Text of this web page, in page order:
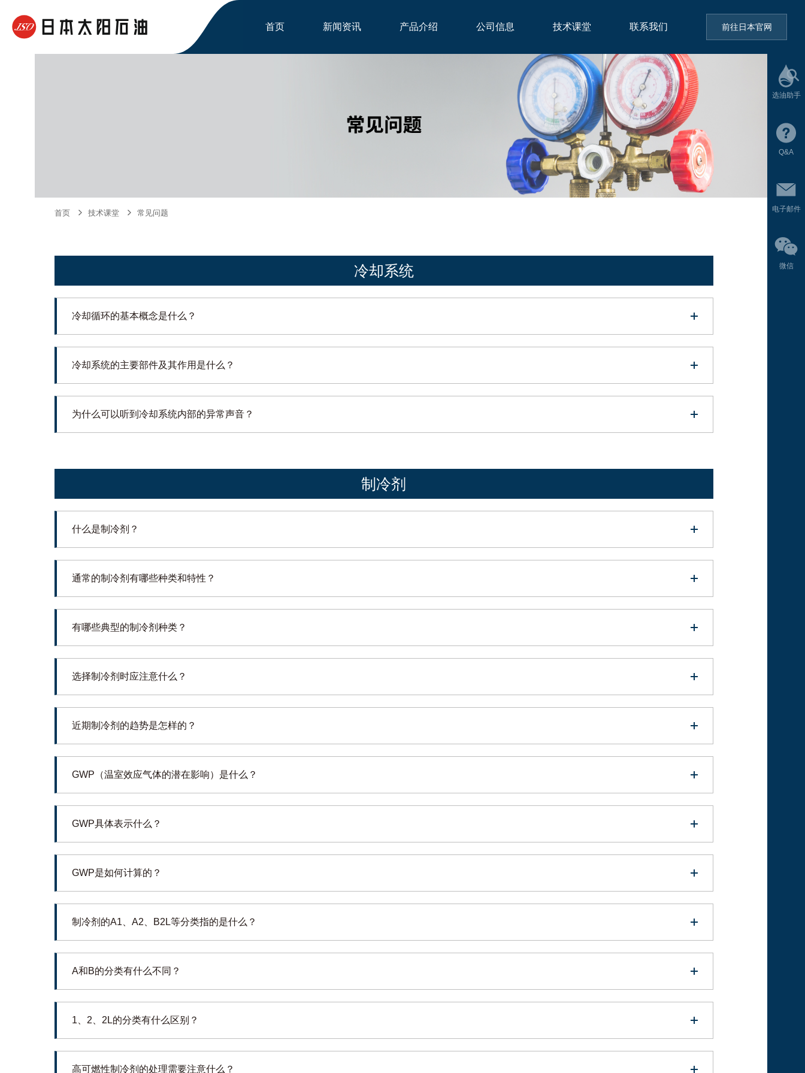
首页 新闻资讯 产品介绍 公司信息 技术课堂 联系我们 前往日本官网
选油助手
Q&A
电子邮件
微信
首页 技术课堂 常见问题
冷却系统
冷却循环的基本概念是什么？
冷却系统的主要部件及其作用是什么？
为什么可以听到冷却系统内部的异常声音？
制冷剂
什么是制冷剂？
通常的制冷剂有哪些种类和特性？
有哪些典型的制冷剂种类？
选择制冷剂时应注意什么？
近期制冷剂的趋势是怎样的？
GWP（温室效应气体的潜在影响）是什么？
GWP具体表示什么？
GWP是如何计算的？
制冷剂的A1、A2、B2L等分类指的是什么？
A和B的分类有什么不同？
1、2、2L的分类有什么区别？
高可燃性制冷剂的处理需要注意什么？